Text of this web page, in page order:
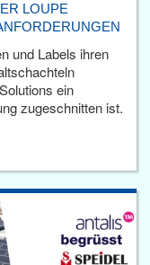
LOUPE
und Labels ihren
ein
zugeschnitten ist.